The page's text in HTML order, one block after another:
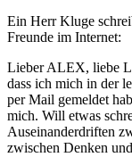
Ein Herr Kluge
Freunde im Internet:
Lieber ALEX, liebe
dass ich mich in der
per Mail gemeldet
mich. Will etwas
Auseinanderdriften
zwischen Denken